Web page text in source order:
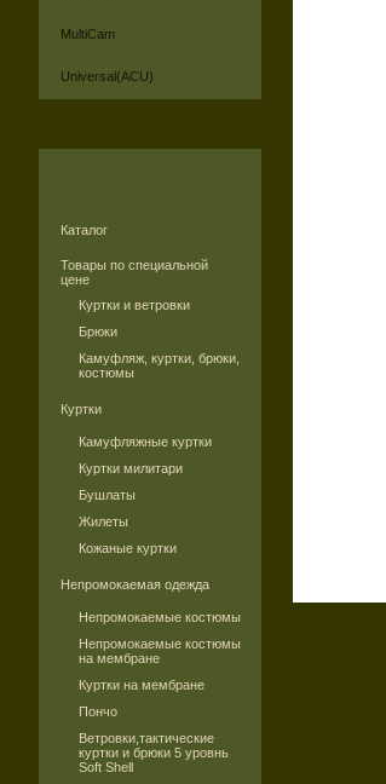
MultiCam
Universal(ACU)
Каталог
Товары по специальной
цене
Куртки и ветровки
Брюки
Камуфляж, куртки, брюки,
костюмы
Куртки
Камуфляжные куртки
Куртки милитари
Бушлаты
Жилеты
Кожаные куртки
Непромокаемая одежда
Непромокаемые костюмы
Непромокаемые костюмы
на мембране
Куртки на мембране
Пончо
Ветровки,тактические
куртки и брюки 5 уровнь
Soft Shell